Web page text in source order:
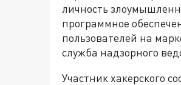
личность
программное
пользователей на
служба надзорного
Участник хакерского